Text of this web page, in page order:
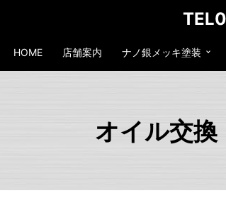
HOME 店舗案内 ナノ銀メッキ塗装
オイル交換